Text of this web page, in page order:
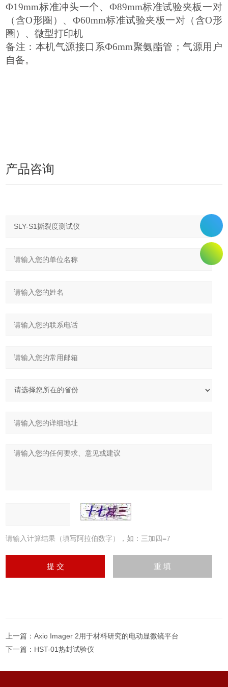
Ф19mm标准冲头一个、Ф89mm标准试验夹板一对
（含O形圈）、Ф60mm标准试验夹板一对（含O形
圈）、微型打印机
备注： 本机气源接口系Ф6mm聚氨酯管；气源用户
自备。
产品咨询
请输入计算结果（填写阿拉伯数字），如：三加四=7
上一篇：Axio Imager 2用于材料研究的电动显微镜平台
下一篇： HST-01热封试验仪